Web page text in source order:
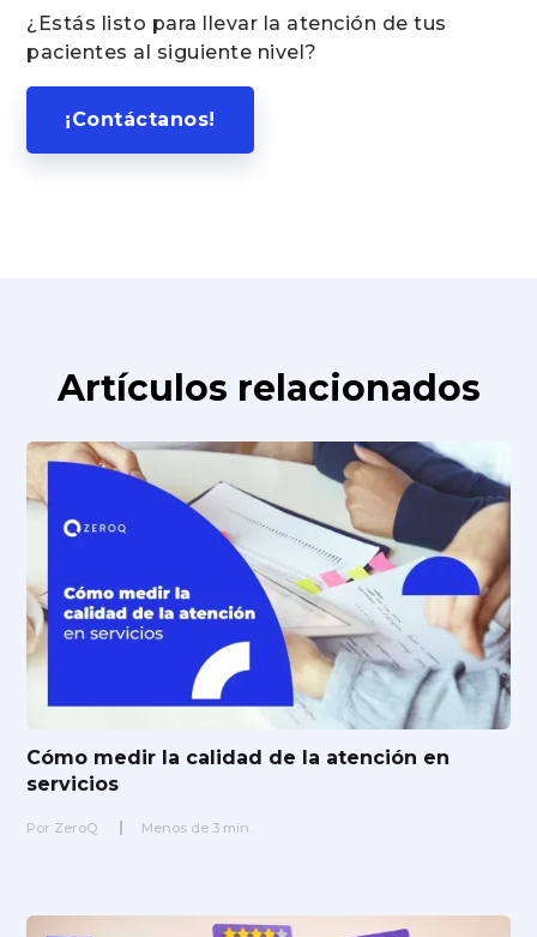
¿Estás listo para llevar la atención de tus
pacientes al siguiente nivel?
¡Contáctanos!
Artículos relacionados
Cómo medir la calidad de la atención en
servicios
Por ZeroQ Menos de 3 min.